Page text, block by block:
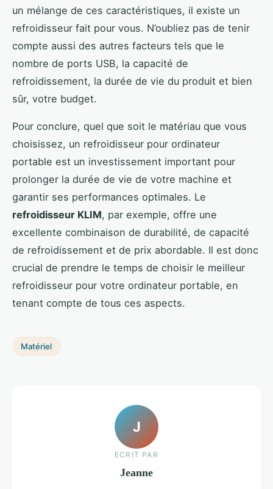
un mélange de ces caractéristiques, il existe un
refroidisseur fait pour vous. N’oubliez pas de tenir
compte aussi des autres facteurs tels que le
nombre de ports USB, la capacité de
refroidissement, la durée de vie du produit et bien
sûr, votre budget.
Pour conclure, quel que soit le matériau que vous
choisissez, un refroidisseur pour ordinateur
portable est un investissement important pour
prolonger la durée de vie de votre machine et
garantir ses performances optimales. Le
refroidisseur KLIM, par exemple, offre une
excellente combinaison de durabilité, de capacité
de refroidissement et de prix abordable. Il est donc
crucial de prendre le temps de choisir le meilleur
refroidisseur pour votre ordinateur portable, en
tenant compte de tous ces aspects.
Matériel
J
ECRIT PAR
Jeanne